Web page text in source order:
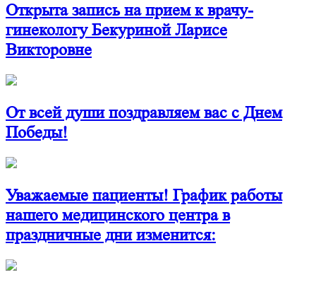
Открыта запись на прием к врачу-
гинекологу Бекуриной Ларисе
Викторовне
От всей души поздравляем вас с Днем
Победы!
Уважаемые пациенты! График работы
нашего медицинского центра в
праздничные дни изменится: